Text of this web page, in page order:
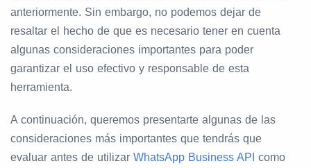
anteriormente. Sin embargo, no podemos dejar de
resaltar el hecho de que es necesario tener en cuenta
algunas consideraciones importantes para poder
garantizar el uso efectivo y responsable de esta
herramienta.
A continuación, queremos presentarte algunas de las
consideraciones más importantes que tendrás que
evaluar antes de utilizar WhatsApp Business API como